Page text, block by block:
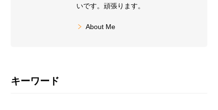
いです。頑張ります。
About Me
最
キーワード